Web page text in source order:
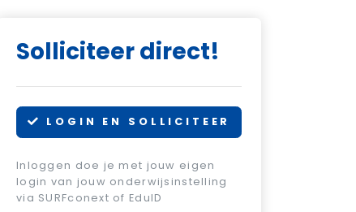
Solliciteer direct!
LOGIN EN SOLLICITEER
Inloggen doe je met jouw eigen
login van jouw onderwijsinstelling
via SURFconext of EduID